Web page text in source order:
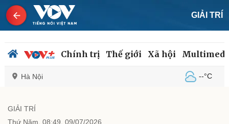
GIẢI TRÍ
Chính trị Thế giới Xã hội
Hà Nội --°C
GIẢI TRÍ
Thứ Năm, 08:49, 09/07/2026